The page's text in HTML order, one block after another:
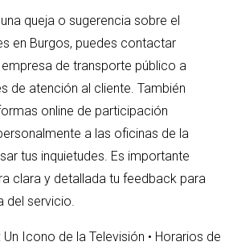
queja o sugerencia sobre el
en Burgos, puedes contactar
de transporte público a
de atención al cliente. También
online de participación
a las oficinas de la
tus inquietudes. Es importante
clara y detallada tu feedback para
del servicio.
Icono de la Televisión • Horarios de